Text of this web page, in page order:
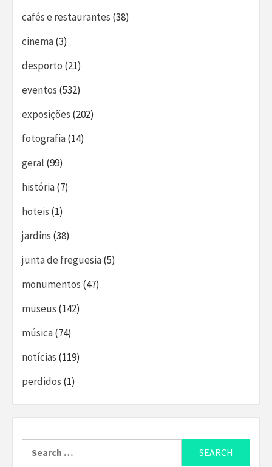
cafés e restaurantes (38)
cinema(3)
desporto (21)
eventos (532)
exposições (202)
fotografia(14)
geral (99)
história(7)
hoteis (1)
jardins (38)
junta de freguesia(5)
monumentos (47)
museus (142)
música(74)
notícias (119)
perdidos (1)
for: